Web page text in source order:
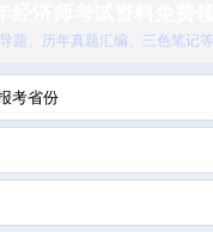
题、历年真题汇编、三色笔记等